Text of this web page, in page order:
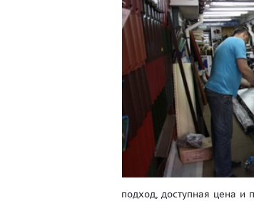
подход, доступная цена и